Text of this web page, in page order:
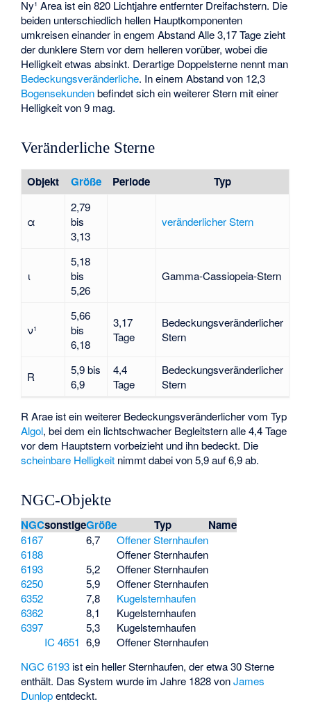
Ny¹ Area ist ein 820 Lichtjahre entfernter Dreifachstern. Die
beiden unterschiedlich hellen Hauptkomponenten
umkreisen einander in engem Abstand Alle 3,17 Tage zieht
der dunklere Stern vor dem helleren vorüber, wobei die
Helligkeit etwas absinkt. Derartige Doppelsterne nennt man
Bedeckungsveränderliche. In einem Abstand von 12,3
Bogensekundenbefindet sich ein weiterer Stern mit einer
Helligkeit von 9 mag.
Veränderliche Sterne
Objekt Größe Periode Typ
α
2,79
bis
3,13
veränderlicher Stern
ι
5,18
bis
5,26
Gamma-Cassiopeia-Stern
ν¹
5,66
bis
6,18
3,17
Tage
Bedeckungsveränderlicher
Stern
R
5,9 bis
6,9
4,4
Tage
Bedeckungsveränderlicher
Stern
R Arae ist ein weiterer Bedeckungsveränderlicher vom Typ
Algol, bei dem ein lichtschwacher Begleitstern alle 4,4 Tage
vor dem Hauptstern vorbeizieht und ihn bedeckt. Die
scheinbare Helligkeit nimmt dabei von 5,9 auf 6,9 ab.
NGC-Objekte
NGCsonstigeGröße Typ Name
6167 6,7
Offener Sternhaufen
6188
Offener Sternhaufen
6193
5,2
Offener Sternhaufen
6250
5,9
Offener Sternhaufen
6352
7,8
Kugelsternhaufen
6362
8,1
Kugelsternhaufen
6397
5,3
Kugelsternhaufen
IC 4651 6,9
Offener Sternhaufen
NGC 6193 ist ein heller Sternhaufen, der etwa 30 Sterne
enthält. Das System wurde im Jahre 1828 vonJames
Dunlopentdeckt.